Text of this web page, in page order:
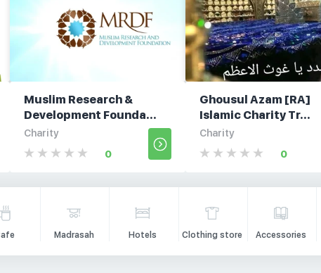
Muslim Research &
Development Founda...
Charity
0
Ghousul Azam [RA]
Islamic Charity Tr...
Charity
0
Madrasah Hotels Clothing store Accessories